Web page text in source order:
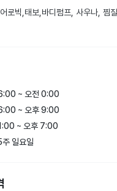
로빅,태보,바디펌프, 사우나, 찜
~ 오전 0:00
~ 오후 9:00
~ 오후 7:00
일요일